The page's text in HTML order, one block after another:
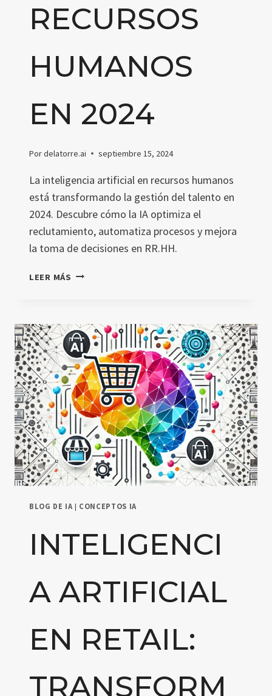
RECURSOS
HUMANOS
EN 2024
Pordelatorre.ai septiembre 15, 2024
La inteligencia artificial en recursos humanos
está transformando la gestión del talento en
2024. Descubre cómo la IA optimiza el
reclutamiento, automatiza procesos y mejora
la toma de decisiones en RR.HH.
LEER MÁS INTELIGENCIA
HUMANOS
EN
2024
BLOG DE IA | CONCEPTOS IA
INTELIGENCI
A ARTIFICIAL
EN RETAIL:
TRANSFORM